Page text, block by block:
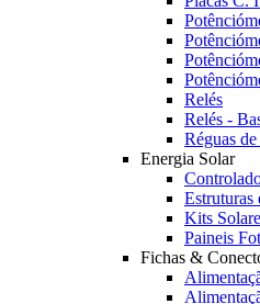
Relés
Relés -
Réguas
Energia Solar
Estruturas
Kits
Paineis
Fichas &